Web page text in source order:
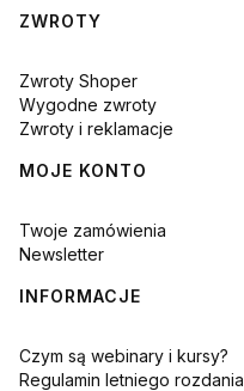
ZWROTY
Zwroty Shoper
Wygodne zwroty
Zwroty i reklamacje
MOJE KONTO
Twoje zamówienia
Newsletter
INFORMACJE
Czym są webinary i kursy?
Regulamin letniego rozdania